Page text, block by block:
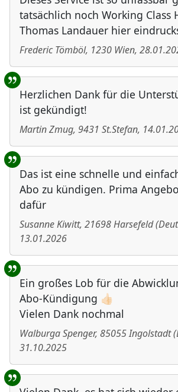
tatsächlich noch Working Class
Thomas Landauer hier
Frederic Tömböl, 1230 Wien,
Herzlichen Dank für die
ist gekündigt!
Martin Zmug, 9431 St.Stefan,
Das ist eine schnelle und
Abo zu kündigen. Prima
dafür
Susanne Kiwitt, 21698Harsefeld(
13.01.2026
Ein großes Lob für die
Abo-Kündigung 👍🏻
Vielen Dank nochmal
Walburga Spenger, 85055Ingolstadt(
31.10.2025